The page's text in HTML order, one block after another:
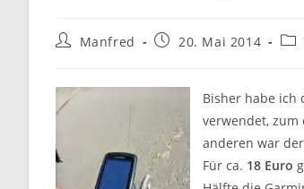
Beitrags-
Manfred
Beitrag20. Mai 2014
Bisher habe ich
verwendet,
anderen war
Für ca. 18 Euro